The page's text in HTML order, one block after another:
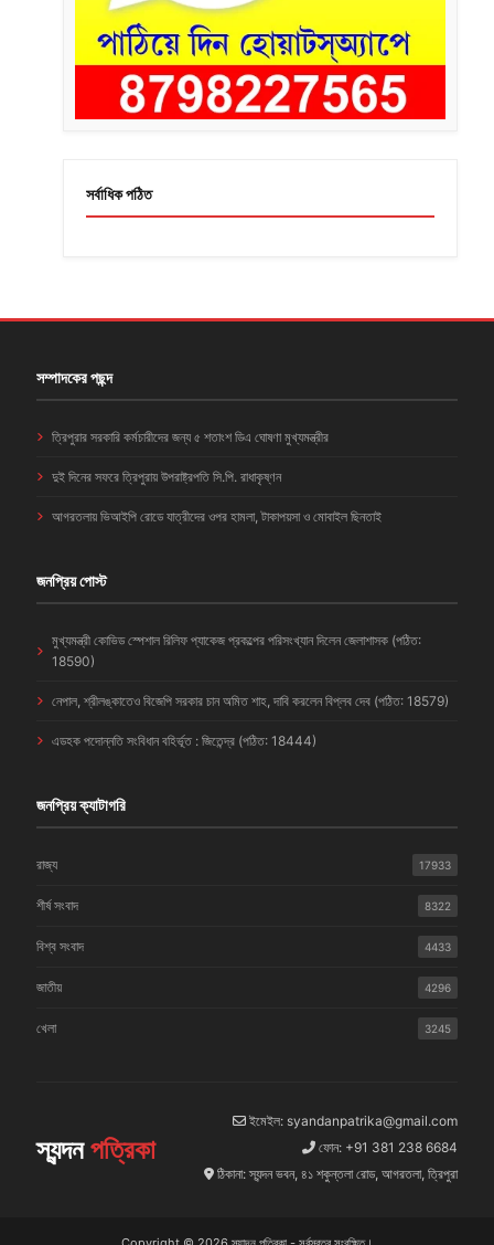
সর্বাধিক পঠিত
সম্পাদকের পছন্দ
ত্রিপুরার সরকারি কর্মচারীদের জন্য ৫ শতাংশ ডিএ ঘোষণা মুখ্যমন্ত্রীর
দুই দিনের সফরে ত্রিপুরায় উপরাষ্ট্রপতি সি.পি. রাধাকৃষ্ণন
আগরতলায় ভিআইপি রোডে যাত্রীদের ওপর হামলা, টাকাপয়সা ও মোবাইল ছিনতাই
জনপ্রিয় পোস্ট
মুখ্যমন্ত্রী কোভিড স্পেশাল রিলিফ প্যাকেজ প্রকল্পের পরিসংখ্যান দিলেন জেলাশাসক (পঠিত:
18590)
নেপাল, শ্রীলঙ্কাতেও বিজেপি সরকার চান অমিত শাহ, দাবি করলেন বিপ্লব দেব (পঠিত: 18579)
এডহক পদোন্নতি সংবিধান বহির্ভূত : জিতেন্দ্র (পঠিত: 18444)
জনপ্রিয় ক্যাটাগরি
রাজ্য 17933
শীর্ষ সংবাদ 8322
বিশ্ব সংবাদ 4433
জাতীয় 4296
খেলা 3245
স্যন্দনপত্রিকা
ইমেইল: syandanpatrika@gmail.com
ফোন: +91 381 238 6684
ঠিকানা: স্যন্দন ভবন, ৪১ শকুন্তলা রোড, আগরতলা, ত্রিপুরা